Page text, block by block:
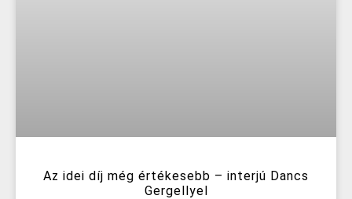
Az idei díj még értékesebb – interjú Dancs
Gergellyel